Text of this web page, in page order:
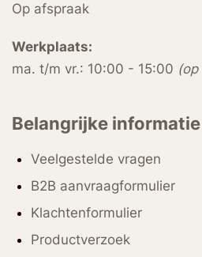
Op afspraak
Werkplaats:
ma. t/m vr.: 10:00 - 15:00 (op
Belangrijke informatie
Veelgestelde vragen
B2B aanvraagformulier
Klachtenformulier
Productverzoek